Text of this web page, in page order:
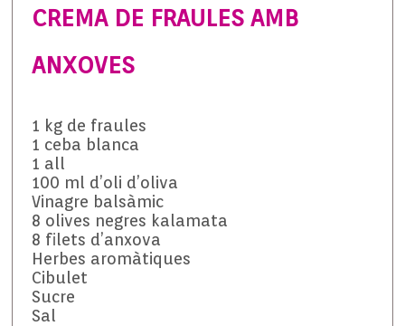
CREMA DE FRAULES AMB
ANXOVES
1 kg de fraules
1 ceba blanca
1 all
100 ml d’oli d’oliva
Vinagre balsàmic
8 olives negres kalamata
8 filets d’anxova
Herbes aromàtiques
Cibulet
Sucre
Sal